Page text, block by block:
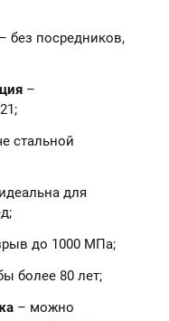
– без посредников,
–
стальной
для
до 1000 МПа;
более 80 лет;
– можно